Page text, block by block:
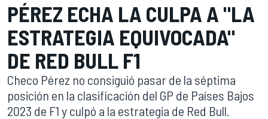
PÉREZ ECHA LA CULPA A "LA
ESTRATEGIA EQUIVOCADA"
DE RED BULL F1
Checo Pérez no consiguió pasar de la séptima
posición en la clasificación del GP de Países Bajos
2023 de F1 y culpó a la estrategia de Red Bull.